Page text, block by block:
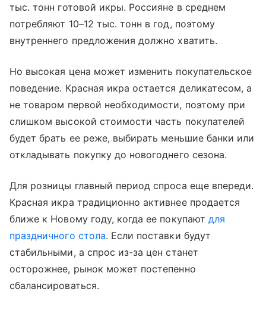
тыс. тонн готовой икры. Россияне в среднем
потребляют 10–12 тыс. тонн в год, поэтому
внутреннего предложения должно хватить.
Но высокая цена может изменить покупательское
поведение. Красная икра остается деликатесом, а
не товаром первой необходимости, поэтому при
слишком высокой стоимости часть покупателей
будет брать ее реже, выбирать меньшие банки или
откладывать покупку до новогоднего сезона.
Для розницы главный период спроса еще впереди.
Красная икра традиционно активнее продается
ближе к Новому году, когда ее покупают для
праздничного стола. Если поставки будут
стабильными, а спрос из-за цен станет
осторожнее, рынок может постепенно
сбалансироваться.